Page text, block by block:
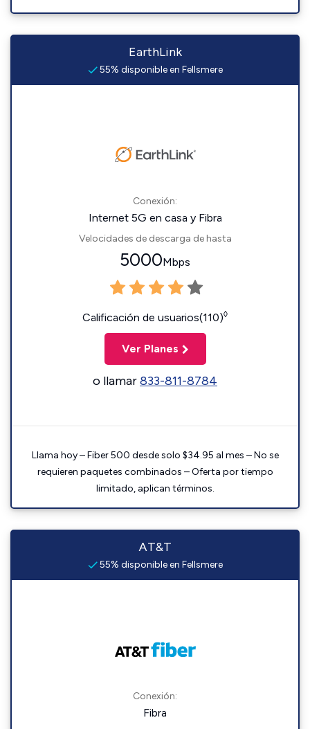
EarthLink
55% disponible en Fellsmere
Conexión:
Internet 5G en casa y Fibra
Velocidades de descarga de hasta
5000Mbps
Calificación de usuarios(110)◊
Ver Planes
o llamar833-811-8784
Llama hoy – Fiber 500 desde solo $34.95 al mes – No se
requieren paquetes combinados – Oferta por tiempo
limitado, aplican términos.
AT&T
55% disponible en Fellsmere
Conexión:
Fibra